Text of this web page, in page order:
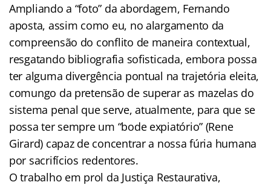
Ampliando a “foto” da abordagem, Fernando
aposta, assim como eu, no alargamento da
compreensão do conflito de maneira contextual,
resgatando bibliografia sofisticada, embora possa
ter alguma divergência pontual na trajetória eleita,
comungo da pretensão de superar as mazelas do
sistema penal que serve, atualmente, para que se
possa ter sempre um “bode expiatório” (Rene
Girard) capaz de concentrar a nossa fúria humana
por sacrifícios redentores.
O trabalho em prol da Justiça Restaurativa,